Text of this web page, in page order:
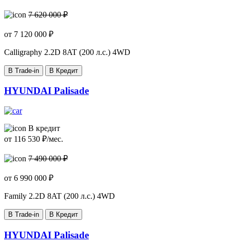
7 620 000 ₽
от 7 120 000 ₽
Calligraphy 2.2D 8AT (200 л.с.) 4WD
В Trade-in В Кредит
HYUNDAI Palisade
В кредит
от 116 530 ₽/мес.
7 490 000 ₽
от 6 990 000 ₽
Family 2.2D 8AT (200 л.с.) 4WD
В Trade-in В Кредит
HYUNDAI Palisade